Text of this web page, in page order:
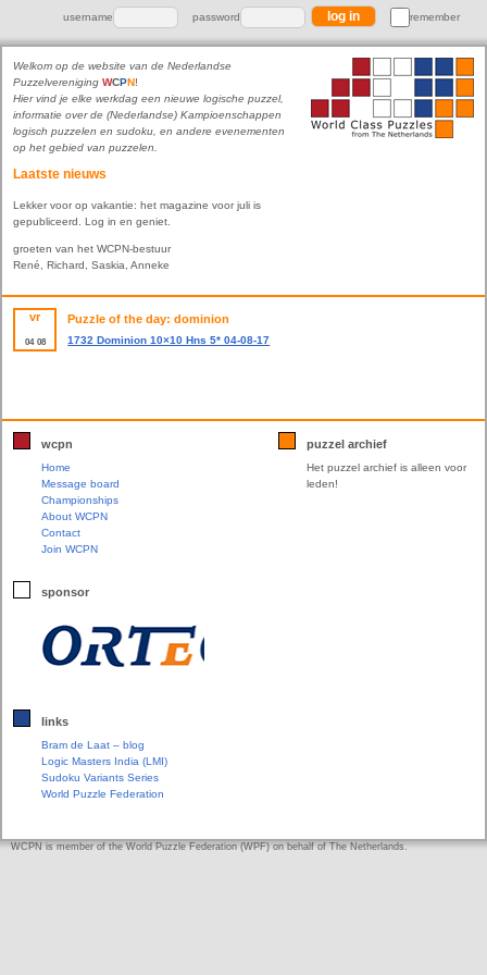
username password remember
Welkom op de website van de Nederlandse
Puzzelvereniging WCPN!
Hier vind je elke werkdag een nieuwe logische puzzel,
informatie over de (Nederlandse) Kampioenschappen
logisch puzzelen en sudoku, en andere evenementen
op het gebied van puzzelen.
Laatste nieuws
Lekker voor op vakantie: het magazine voor juli is
gepubliceerd. Log in en geniet.
groeten van het WCPN-bestuur
René, Richard, Saskia, Anneke
vr
04 08
Puzzle of the day: dominion
1732 Dominion 10×10 Hns 5* 04-08-17
wcpn
Home
Message board
Championships
About WCPN
Contact
Join WCPN
sponsor
links
Bram de Laat – blog
Logic Masters India (LMI)
Sudoku Variants Series
World Puzzle Federation
puzzel archief
Het puzzel archief is alleen voor
leden!
WCPN is member of the World Puzzle Federation (WPF) on behalf of The Netherlands.